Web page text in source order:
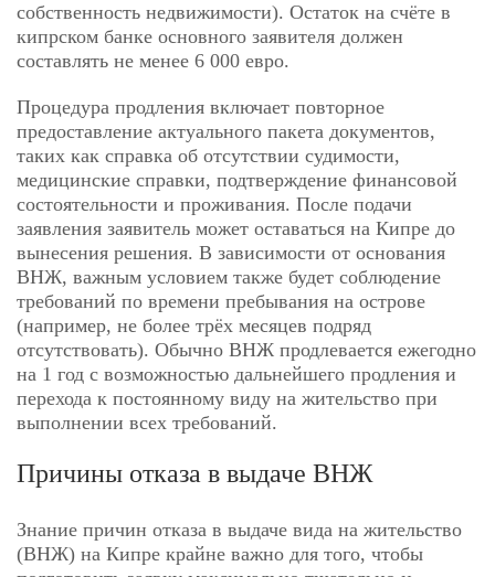
собственность недвижимости). Остаток на счёте в
кипрском банке основного заявителя должен
составлять не менее 6 000 евро.
Процедура продления включает повторное
предоставление актуального пакета документов,
таких как справка об отсутствии судимости,
медицинские справки, подтверждение финансовой
состоятельности и проживания. После подачи
заявления заявитель может оставаться на Кипре до
вынесения решения. В зависимости от основания
ВНЖ, важным условием также будет соблюдение
требований по времени пребывания на острове
(например, не более трёх месяцев подряд
отсутствовать). Обычно ВНЖ продлевается ежегодно
на 1 год с возможностью дальнейшего продления и
перехода к постоянному виду на жительство при
выполнении всех требований.
Причины отказа в выдаче ВНЖ
Знание причин отказа в выдаче вида на жительство
(ВНЖ) на Кипре крайне важно для того, чтобы